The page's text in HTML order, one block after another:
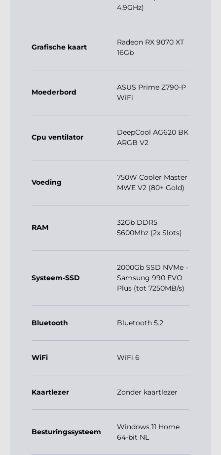
4.9GHz)
Grafische kaart
Radeon RX 9070 XT
16Gb
Moederbord
ASUS Prime Z790-P
WiFi
Cpu ventilator
DeepCool AG620 BK
ARGB V2
Voeding
750W Cooler Master
MWE V2 (80+ Gold)
RAM
32Gb DDR5
5600Mhz (2x Slots)
Systeem-SSD
2000Gb SSD NVMe -
Samsung 990 EVO
Plus (tot 7250MB/s)
Bluetooth Bluetooth 5.2
WiFi WiFi 6
Kaartlezer Zonder kaartlezer
Besturingssysteem
Windows 11 Home
64-bit NL